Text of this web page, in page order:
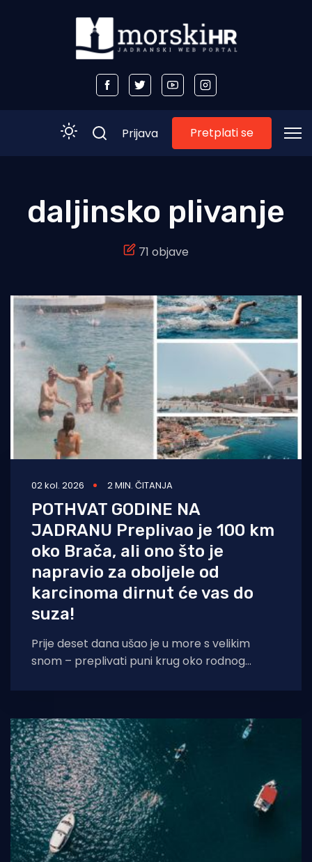
Morski plus
Otoci
Turizam i nautika
Pomorstvo
Ribolov
Ekologija
Tradicija i kultura
Prijava Pretplati se
daljinsko plivanje
71 objave
02 kol. 2026 2 MIN. ČITANJA
POTHVAT GODINE NA
JADRANU Preplivao je 100 km
oko Brača, ali ono što je
napravio za oboljele od
karcinoma dirnut će vas do
suza!
Prije deset dana ušao je u more s velikim
snom – preplivati puni krug oko rodnog